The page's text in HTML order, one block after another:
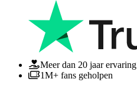
Meer dan 20 jaar ervaring
1M+ fans geholpen